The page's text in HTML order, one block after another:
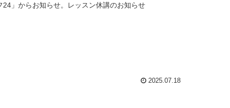
」からお知らせ。レッスン休講のお知らせ
2025.07.18